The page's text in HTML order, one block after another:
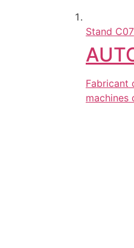
Stand C07
Fabricant
machines